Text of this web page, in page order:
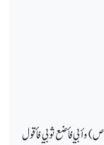
‏وأبي فأضع ثوبي فأقول